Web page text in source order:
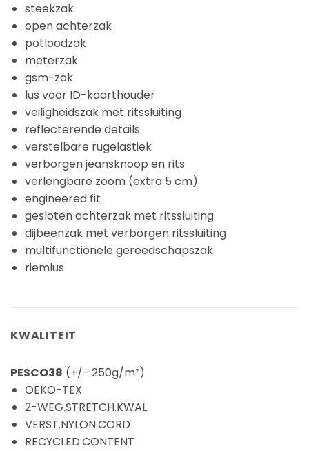
steekzak
open achterzak
potloodzak
meterzak
gsm-zak
lus voor ID-kaarthouder
veiligheidszak met ritssluiting
reflecterende details
verstelbare rugelastiek
verborgen jeansknoop en rits
verlengbare zoom (extra 5 cm)
engineered fit
gesloten achterzak met ritssluiting
dijbeenzak met verborgen ritssluiting
multifunctionele gereedschapszak
riemlus
KWALITEIT
PESCO38 (+/- 250g/m²)
OEKO-TEX
2-WEG.STRETCH.KWAL
VERST.NYLON.CORD
RECYCLED.CONTENT